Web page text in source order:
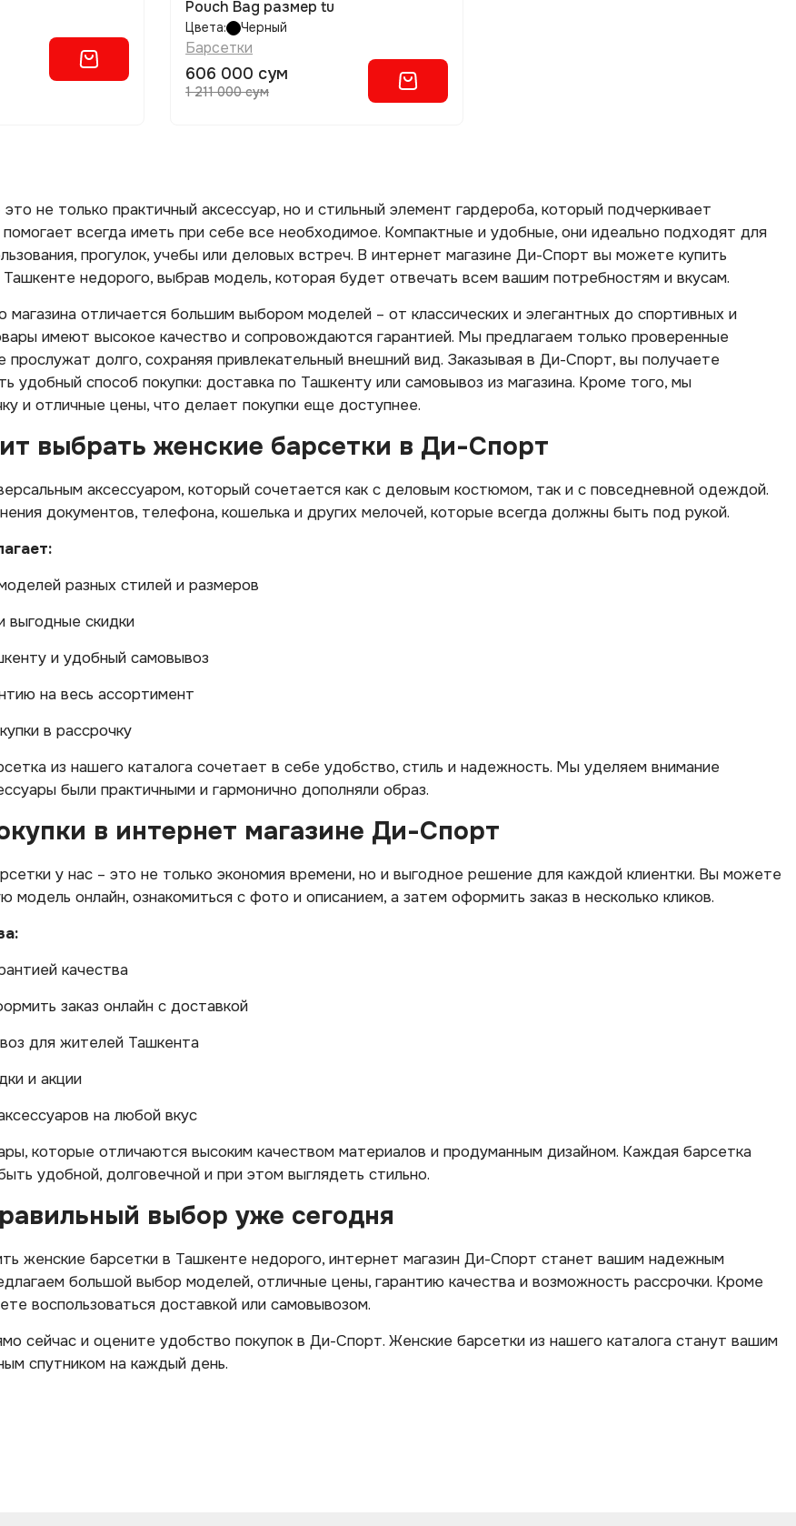
Pouch Bag размер tu
Цвета: Черный
Барсетки
606 000 сум
1 211 000 сум
не только практичный аксессуар, но и стильный элемент гардероба, который подчеркивает
помогает всегда иметь при себе все необходимое. Компактные и удобные, они идеально подходят для
прогулок, учебы или деловых встреч. В интернет магазине Ди-Спорт вы можете купить
недорого, выбрав модель, которая будет отвечать всем вашим потребностям и вкусам.
магазина отличается большим выбором моделей – от классических и элегантных до спортивных и
имеют высокое качество и сопровождаются гарантией. Мы предлагаем только проверенные
прослужат долго, сохраняя привлекательный внешний вид. Заказывая в Ди-Спорт, вы получаете
удобный способ покупки: доставка по Ташкенту или самовывоз из магазина. Кроме того, мы
и отличные цены, что делает покупки еще доступнее.
выбрать женские барсетки в Ди-Спорт
аксессуаром, который сочетается как с деловым костюмом, так и с повседневной одеждой.
документов, телефона, кошелька и других мелочей, которые всегда должны быть под рукой.
разных стилей и размеров
выгодные скидки
и удобный самовывоз
на весь ассортимент
в рассрочку
из нашего каталога сочетает в себе удобство, стиль и надежность. Мы уделяем внимание
были практичными и гармонично дополняли образ.
в интернет магазине Ди-Спорт
у нас – это не только экономия времени, но и выгодное решение для каждой клиентки. Вы можете
модель онлайн, ознакомиться с фото и описанием, а затем оформить заказ в несколько кликов.
качества
заказ онлайн с доставкой
для жителей Ташкента
и акции
на любой вкус
которые отличаются высоким качеством материалов и продуманным дизайном. Каждая барсетка
удобной, долговечной и при этом выглядеть стильно.
выбор уже сегодня
женские барсетки в Ташкенте недорого, интернет магазин Ди-Спорт станет вашим надежным
большой выбор моделей, отличные цены, гарантию качества и возможность рассрочки. Кроме
воспользоваться доставкой или самовывозом.
сейчас и оцените удобство покупок в Ди-Спорт. Женские барсетки из нашего каталога станут вашим
спутником на каждый день.